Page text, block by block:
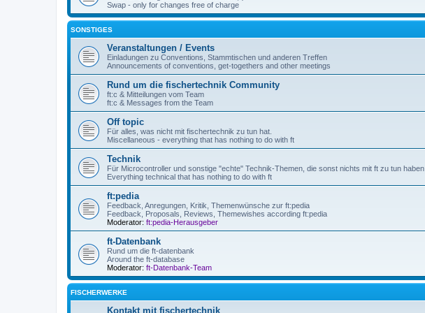
Swap - only for changes free of charge
SONSTIGES
Veranstaltungen / Events
Einladungen zu Conventions, Stammtischen und anderen Treffen
Announcements of conventions, get-togethers and other meetings
Rund um die fischertechnik Community
ft:c & Mitteilungen vom Team
ft:c & Messages from the Team
Off topic
Für alles, was nicht mit fischertechnik zu tun hat.
Miscellaneous - everything that has nothing to do with ft
Technik
Für Microcontroller und sonstige "echte" Technik-Themen, die sonst nichts mit ft zu tun haben
Everything technical that has nothing to do with ft
ft:pedia
Feedback, Anregungen, Kritik, Themenwünsche zur ft:pedia
Feedback, Proposals, Reviews, Themewishes according ft:pedia
Moderator: ft:pedia-Herausgeber
ft-Datenbank
Rund um die ft-datenbank
Around the ft-database
Moderator: ft-Datenbank-Team
FISCHERWERKE
Kontakt mit fischertechnik